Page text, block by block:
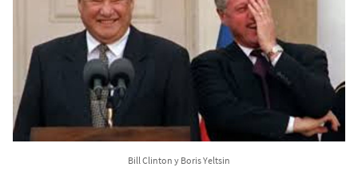
Bill Clinton y Boris Yeltsin